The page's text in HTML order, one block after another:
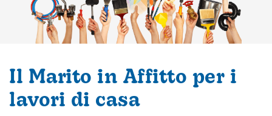
Il Marito in Affitto per i
lavori di casa